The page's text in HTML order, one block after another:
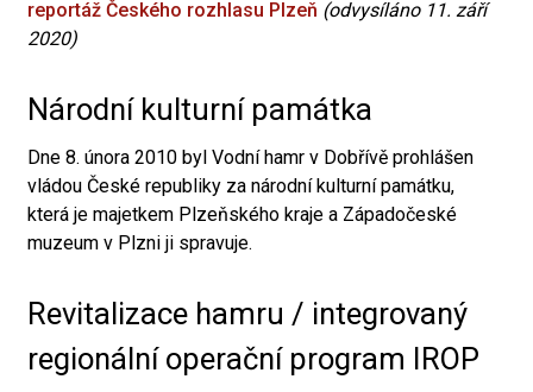
reportáž Českého rozhlasu Plzeň (odvysíláno 11. září
2020)
Národní kulturní památka
Dne 8. února 2010 byl Vodní hamr v Dobřívě prohlášen
vládou České republiky za národní kulturní památku,
která je majetkem Plzeňského kraje a Západočeské
muzeum v Plzni ji spravuje.
Revitalizace hamru / integrovaný
regionální operační program IROP